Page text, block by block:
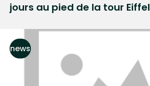
jours au pied de la tour Eiffel
news